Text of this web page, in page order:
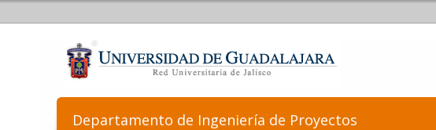
Departamento de Ingeniería de Proyectos